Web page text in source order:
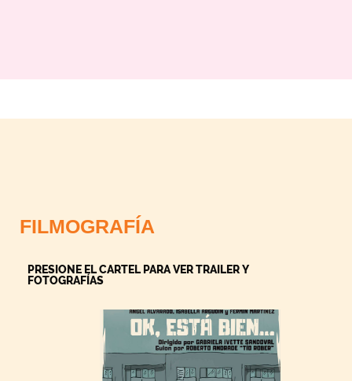
FILMOGRAFÍA
PRESIONE EL CARTEL PARA VER TRAILER Y
FOTOGRAFÍAS